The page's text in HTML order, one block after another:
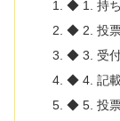
◆ 1. 持
◆ 2. 投票
◆ 3. 受
◆ 4. 記
◆ 5. 投